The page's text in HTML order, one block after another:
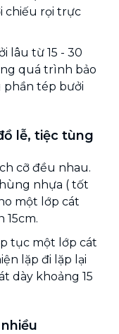
chiếu rọi trực
lâu từ 15 - 30
quá trình bảo
phần tép bưởi
lễ, tiệc tùng
cỡ đều nhau.
nhựa ( tốt
một lớp cát
15cm.
tục một lớp cát
lặp đi lặp lại
dày khoảng 15